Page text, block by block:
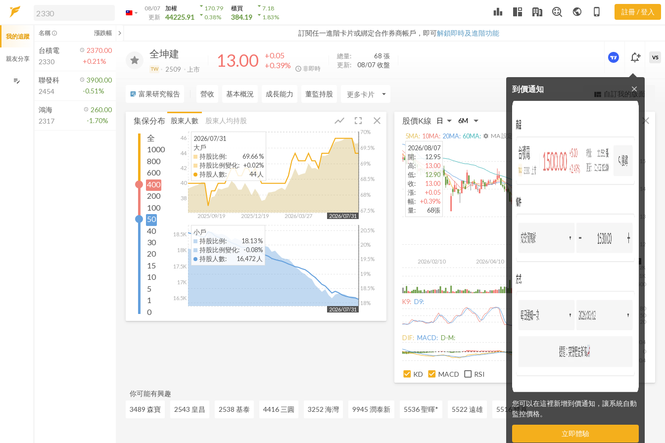
arrow_drop_down
08/07
更新
加權
44225.91
arrow_drop_down170.79
arrow_drop_down0.38%
櫃買
384.19
arrow_drop_down7.18
arrow_drop_down1.83% leaderboard public phone_iphone 註冊 / 登入
訂閱任一進階卡片或綁定合作券商帳戶，即可解鎖即時及進階功能
解鎖即時行情及進階功能
方案」，即可解鎖以下功能：
即時行情
即時市況與排行
成交金額熱力圖
前往方案訂閱
如何綁定合作券商
布
全坤建
TW 2509 上市 13.00
+0.05
+0.39%
非即時
總量: 68 張
更新:
08/07 收盤
更強大的進階價量圖表
notification_add
到價通知
您可以在這裡新增到價通知，讓系統自動
監控價格。
立即體驗
close
VS
sticky_note_2 富果研究報告 營收 基本概況 成長能力 董監持股 arrow_drop_down view_quilt 自訂我的版面
集保分布 fullscreen close
股東人數 股東人均持股 show_chart
0
1
5
10
15
20
30
40
50
100
200
400
600
800
1000
全
2025/09/19 2025/12/19 2026/03/27 2026/06/26
70%
69.5%
69%
68.5%
68%
67.5%
46
44
42
40
38
2026/07/31
2026/07/31
大戶
持股比例:
69.66 %
持股比例變化: +0.02%
持股人數: 44 人
20.5%
20%
19.5%
19%
18.5%
18%
18.5K
18K
17.5K
17K
16.5K
2026/07/31
小戶
持股比例:
18.13 %
持股比例變化: -0.08%
持股人數: 16,472 人
股價K線 close
2026/02/10 2026/04/10
12
13
14
15
2026/08/07
500
1K
2K
2026/08/07
開:
12.95
高:
13.00
低:
12.90
收:
13.00
漲:
+0.05
幅: +0.39%
量: 68張
5MA: 10MA: 20MA: 60MA: settings MA 設定
K9: D9:
20
50
80
DIF: MACD: D-M:
-0.4
0
0.4
KD MACD RSI
你可能有興趣
3489 森寶
2543 皇昌 2538 基泰 4416 三圓 3252 海灣 9945 潤泰新 5536 聖暉* 5522 遠雄 5516 雙喜
我的追蹤
親友分享
edit_note
名稱 info_outline 漲跌幅 chevron_left
台積電
2330
2370.00
+0.21%
聯發科
2454
3900.00
-0.51%
鴻海
2317
260.00
-1.70%